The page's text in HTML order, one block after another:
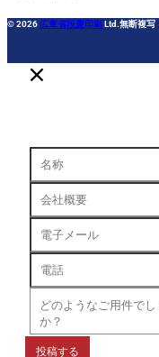
© 2026 広東省段慶印刷 Ltd.無断複写
投稿する